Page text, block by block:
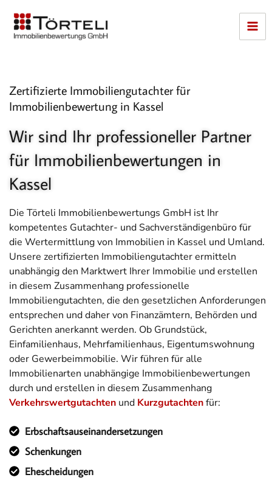
Zum
Inhalt
springen
Zertifizierte Immobiliengutachter für
Immobilienbewertung in Kassel
Wir sind Ihr professioneller Partner
für Immobilienbewertungen in
Kassel
Die Törteli Immobilienbewertungs GmbH ist Ihr
kompetentes Gutachter- und Sachverständigenbüro für
die Wertermittlung von Immobilien in Kassel und Umland.
Unsere zertifizierten Immobiliengutachter ermitteln
unabhängig den Marktwert Ihrer Immobilie und erstellen
in diesem Zusammenhang professionelle
Immobiliengutachten, die den gesetzlichen Anforderungen
entsprechen und daher von Finanzämtern, Behörden und
Gerichten anerkannt werden. Ob Grundstück,
Einfamilienhaus, Mehrfamilienhaus, Eigentumswohnung
oder Gewerbeimmobilie. Wir führen für alle
Immobilienarten unabhängige Immobilienbewertungen
durch und erstellen in diesem Zusammenhang
Verkehrswertgutachten und Kurzgutachtenfür:
Erbschaftsauseinandersetzungen
Schenkungen
Ehescheidungen